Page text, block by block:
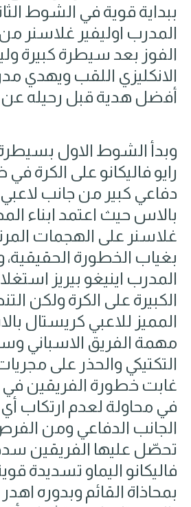
ببداية قوية في الشوط
المدرب اوليفير
الفوز بعد سيطرة كبيرة
الانكليزي اللقب ويهدي
أفضل هدية قبل رحيله عن
وبدأ الشوط الاول بسيطرة
رايو فاليكانو على الكرة
دفاعي كبير من جانب
بالاس حيث اعتمد ابناء
غلاسنر على الهجمات
بغياب الخطورة الحقيقية،
المدرب اينيغو بيريز
الكبيرة على الكرة ولكن
المميز للاعبي
مهمة الفريق الاسباني
التكتيكي والحذر على
غابت خطورة الفريقين
في محاولة لعدم ارتكاب
الجانب الدفاعي ومن
تحصّل عليها الفريقين
فاليكانو اليماو تسديدة
بمحاذاة القائم وبدوره